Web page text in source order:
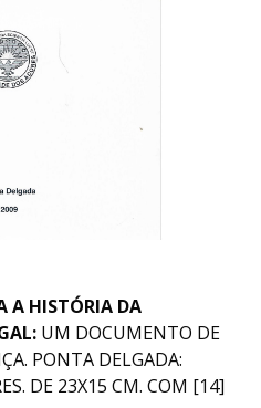
A HISTÓRIA DA
UM DOCUMENTO DE
PONTA DELGADA:
DE 23X15 CM. COM [14]